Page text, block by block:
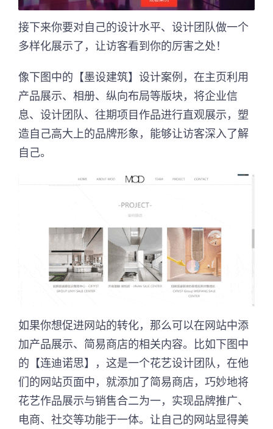
接下来你要对自己的设计水平、设计团队做一个
多样化展示了，让访客看到你的厉害之处！
像下图中的【墨设建筑】设计案例，在主页利用
产品展示、相册、纵向布局等版块，将企业信
息、设计团队、往期项目作品进行直观展示，塑
造自己高大上的品牌形象，能够让访客深入了解
自己。
如果你想促进网站的转化，那么可以在网站中添
加产品展示、简易商店的相关内容。比如下图中
的【连迪诺思】，这是一个花艺设计团队，在他
们的网站页面中，就添加了简易商店，巧妙地将
花艺作品展示与销售合二为一，实现品牌推广、
电商、社交等功能于一体。让自己的网站显得美